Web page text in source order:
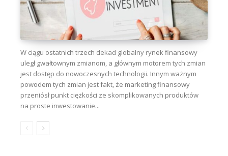
W ciągu ostatnich trzech dekad globalny rynek finansowy
uległ gwałtownym zmianom, a głównym motorem tych zmian
jest dostęp do nowoczesnych technologii. Innym ważnym
powodem tych zmian jest fakt, że marketing finansowy
przeniósł punkt ciężkości ze skomplikowanych produktów
na proste inwestowanie...